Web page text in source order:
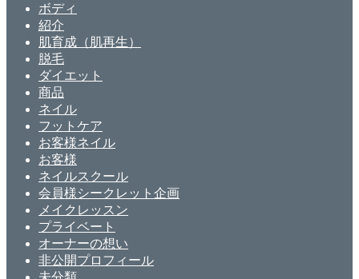
ボディ
紹介
肌育成（肌再生）
脱毛
ダイエット
商品
ネイル
フットケア
お客様ネイル
お客様
ネイルスクール
会員様シークレット企画
メイクレッスン
プライベート
オーナーの想い
非公開プロフィール